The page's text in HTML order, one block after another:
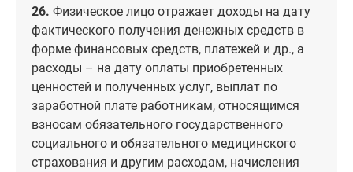
26. Физическое лицо отражает доходы на дату
фактического получения денежных средств в
форме финансовых средств, платежей и др., а
расходы – на дату оплаты приобретенных
ценностей и полученных услуг, выплат по
заработной плате работникам, относящимся
взносам обязательного государственного
социального и обязательного медицинского
страхования и другим расходам, начисления